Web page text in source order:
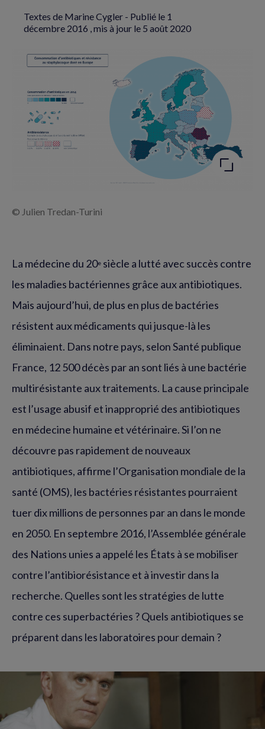
Textes de Marine Cygler - Publié le 1
décembre 2016 , mis à jour le 5 août 2020
(nouvelle
Agrandir
l'image
© Julien Tredan-Turini
La médecine du 20e siècle a lutté avec succès contre
les maladies bactériennes grâce aux antibiotiques.
Mais aujourd’hui, de plus en plus de bactéries
résistent aux médicaments qui jusque-là les
éliminaient. Dans notre pays, selon Santé publique
France, 12 500 décès par an sont liés à une bactérie
multirésistante aux traitements. La cause principale
est l’usage abusif et inapproprié des antibiotiques
en médecine humaine et vétérinaire. Si l’on ne
découvre pas rapidement de nouveaux
antibiotiques, affirme l’Organisation mondiale de la
santé (OMS), les bactéries résistantes pourraient
tuer dix millions de personnes par an dans le monde
en 2050. En septembre 2016, l’Assemblée générale
des Nations unies a appelé les États à se mobiliser
contre l’antibiorésistance et à investir dans la
recherche. Quelles sont les stratégies de lutte
contre ces superbactéries ? Quels antibiotiques se
préparent dans les laboratoires pour demain ?